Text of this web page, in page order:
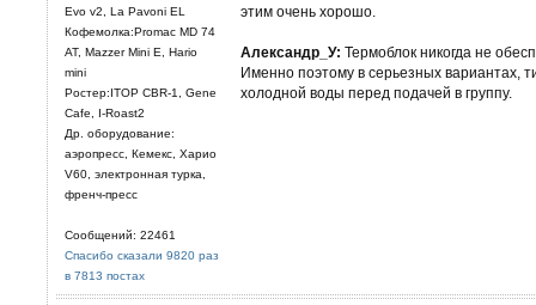
Evo v2, La Pavoni EL
Кофемолка:Promac MD 74
AT, Mazzer Mini E, Hario
mini
Ростер:ITOP CBR-1, Gene
Cafe, I-Roast2
Др. оборудование:
аэропресс, Кемекс, Харио
V60, электронная турка,
френч-пресс
Сообщений: 22461
Спасибо сказали 9820 раз
в 7813 постах
этим очень хорошо.
Александр_У: Термоблок никогда не
Именно поэтому в серьезных вариантах,
холодной воды перед подачей в группу.